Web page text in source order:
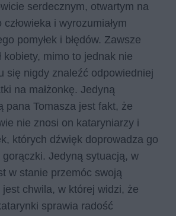
serdecznym, otwartym na
człowieka i wyrozumiałym
pomyłek i błędów. Zawsze
kobiety, mimo to jednak nie
się nigdy znaleźć odpowiedniej
na małżonkę. Jedyną
pana Tomasza jest fakt, że
nie znosi on kataryniarzy i
których dźwięk doprowadza go
gorączki. Jedyną sytuacją, w
w stanie przemóc swoją
jest chwila, w której widzi, że
sprawia radość